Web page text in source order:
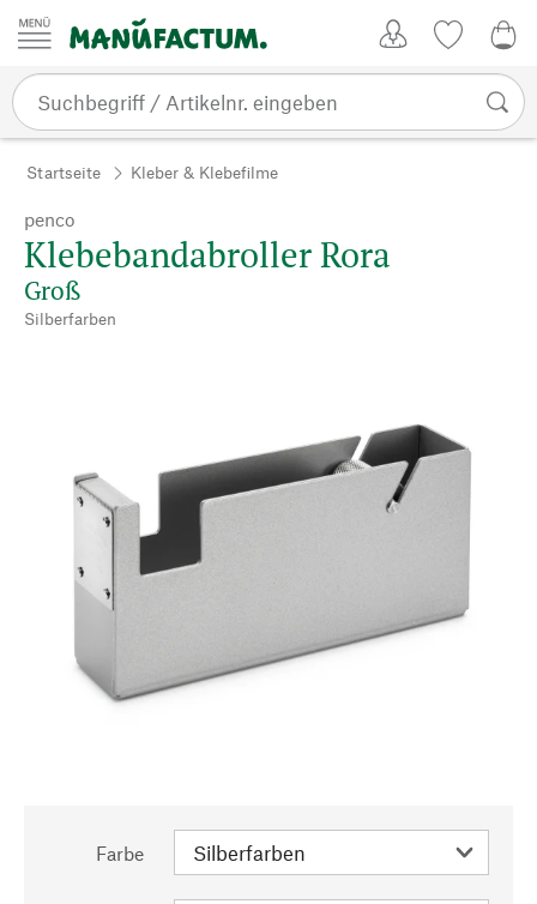
Zum Inhalt springen
Startseite Kleber & Klebefilme
penco
Klebebandabroller Rora
Groß
Silberfarben
Farbe